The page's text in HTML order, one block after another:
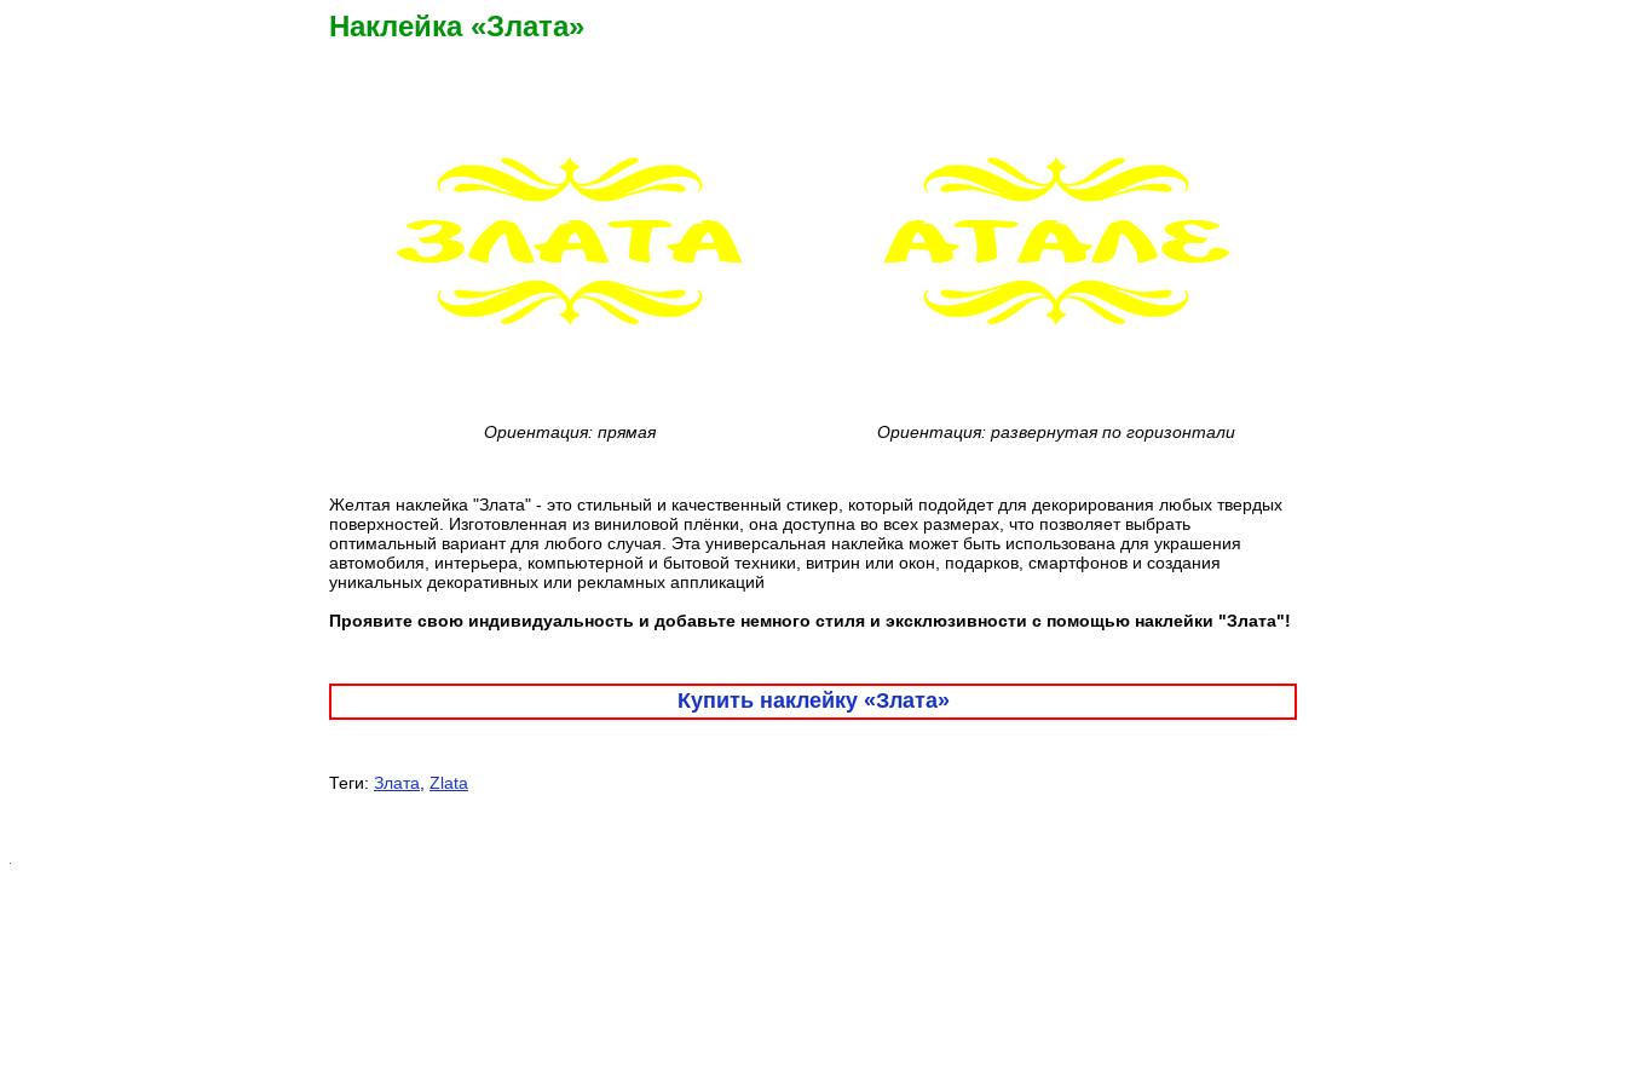
Наклейка «Злата»
Ориентация: прямая Ориентация: развернутая по горизонтали
Желтая наклейка "Злата" - это стильный и качественный стикер, который подойдет для декорирования любых твердых
поверхностей. Изготовленная из виниловой плёнки, она доступна во всех размерах, что позволяет выбрать
оптимальный вариант для любого случая. Эта универсальная наклейка может быть использована для украшения
автомобиля, интерьера, компьютерной и бытовой техники, витрин или окон, подарков, смартфонов и создания
уникальных декоративных или рекламных аппликаций
Проявите свою индивидуальность и добавьте немного стиля и эксклюзивности с помощью наклейки "Злата"!
Купить наклейку «Злата»
Теги: Злата, Zlata